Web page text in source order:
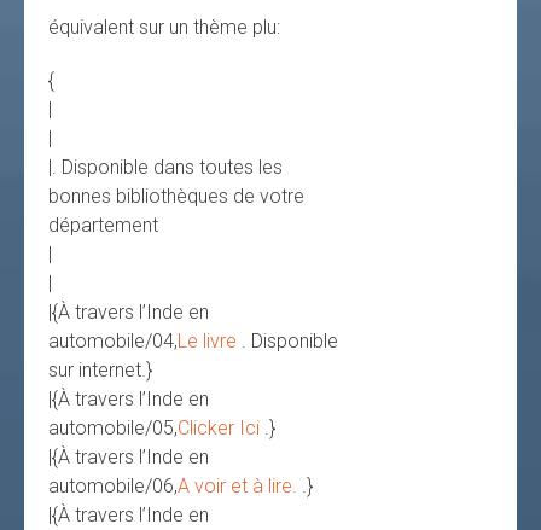
équivalent sur un thème plu:
{
|
|
|. Disponible dans toutes les
bonnes bibliothèques de votre
département
|
|
|{À travers l’Inde en
automobile/04,Le livre
. Disponible
sur internet.}
|{À travers l’Inde en
automobile/05,Clicker Ici .}
|{À travers l’Inde en
automobile/06,A voir et à lire.
.}
|{À travers l’Inde en